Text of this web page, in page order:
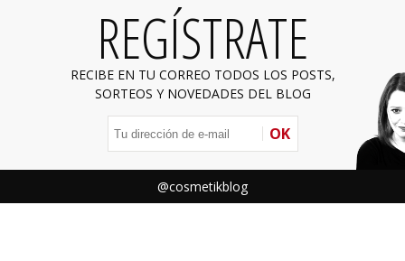
REGÍSTRATE
RECIBE EN TU CORREO TODOS LOS POSTS,
SORTEOS Y NOVEDADES DEL BLOG
OK
@cosmetikblog